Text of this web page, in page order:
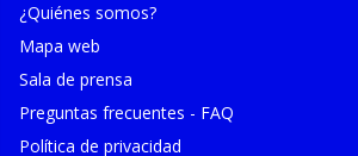
¿Quiénes somos?
Mapa web
Sala de prensa
Preguntas frecuentes - FAQ
Política de privacidad